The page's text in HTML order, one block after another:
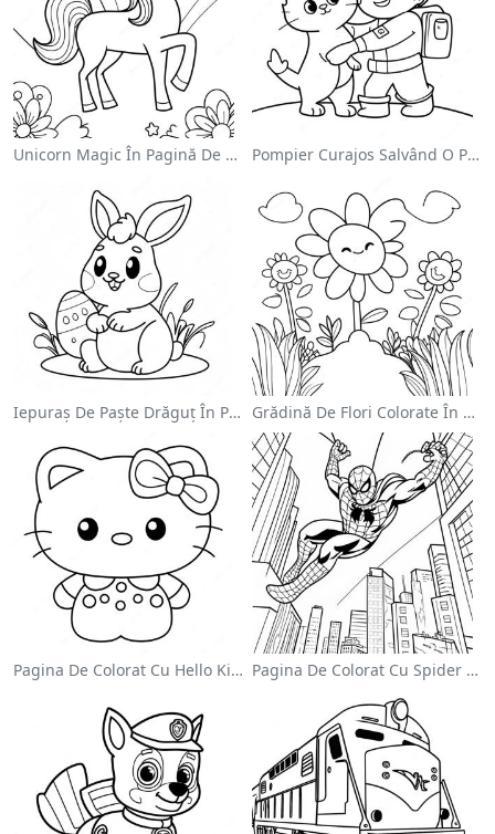
Unicorn Magic În Pagină De Colorat Cu Curcubeu Pompier Curajos Salvând O Pisică - Pagina De Colorat
Iepuraș De Paște Drăguț În Pagină De Colorat Grădină De Flori Colorate În Pagină De Colorat
Pagina De Colorat Cu Hello Kitty Drăguță Cu Fundiță Pagina De Colorat Cu Spider Man Swinging Prin Oraș